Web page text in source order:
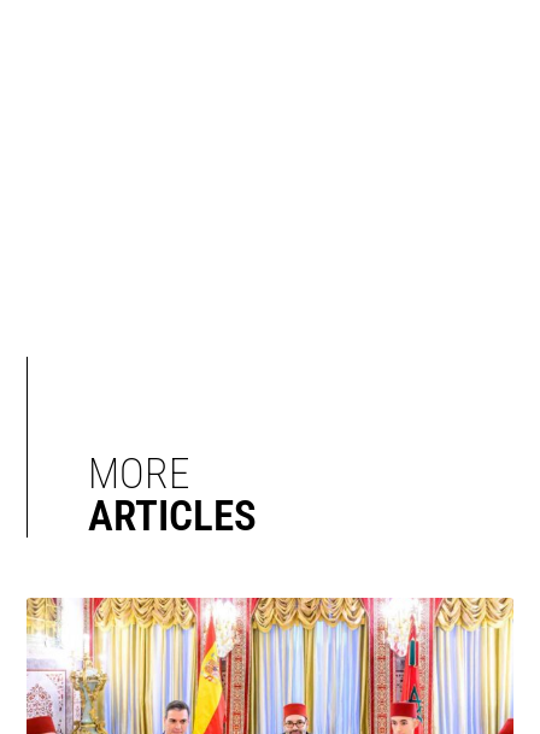
MORE
ARTICLES